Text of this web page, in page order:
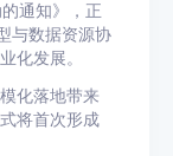
通知》，正
与数据资源协
化发展。
化落地带来
将首次形成